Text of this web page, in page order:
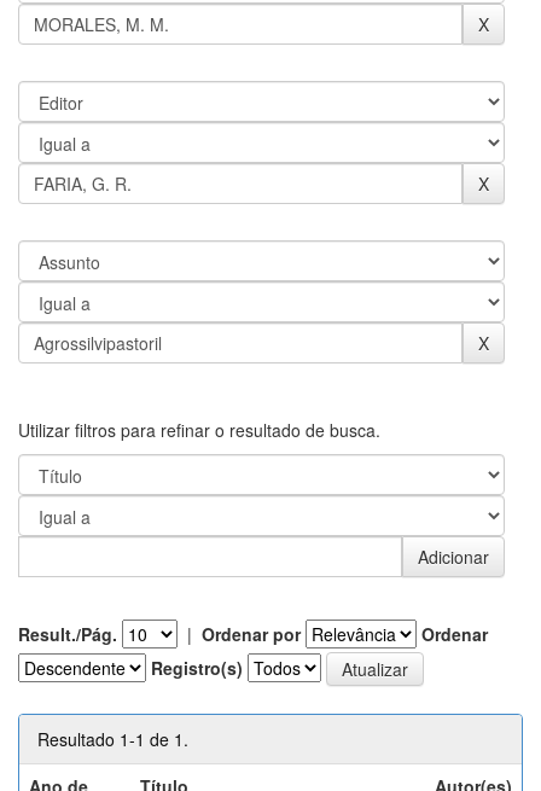
Utilizar filtros para refinar o resultado de busca.
Result./Pág. | Ordenar por
Ordenar
Registro(s)
Resultado 1-1 de 1.
Ano de
Título Autor(es)